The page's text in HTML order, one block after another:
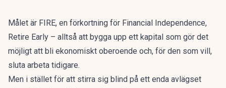
Målet är FIRE, en förkortning för Financial Independence,
Retire Early – alltså att bygga upp ett kapital som gör det
möjligt att bli ekonomiskt oberoende och, för den som vill,
sluta arbeta tidigare.
Men i stället för att stirra sig blind på ett enda avlägset